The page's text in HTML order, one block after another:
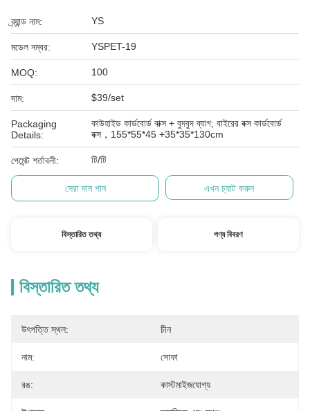
ব্র্যান্ড নাম: YS
মডেল নম্বর: YSPET-19
MOQ: 100
দাম: $39/set
Packaging
Details:
কাউহাইড কার্ডবোর্ড বাক্স + বুদবুদ ব্যাগ; বাইরের বক্স কার্ডবোর্ড
বক্স，155*55*45 +35*35*130cm
পেমেন্ট শর্তাবলী: টি/টি
সেরা দাম পান এখন চ্যাট করুন
বিস্তারিত তথ্য পণ্য বিবরণ
বিস্তারিত তথ্য
উৎপত্তি স্থল: চীন
নাম: সোফা
রঙ: কাস্টমাইজযোগ্য